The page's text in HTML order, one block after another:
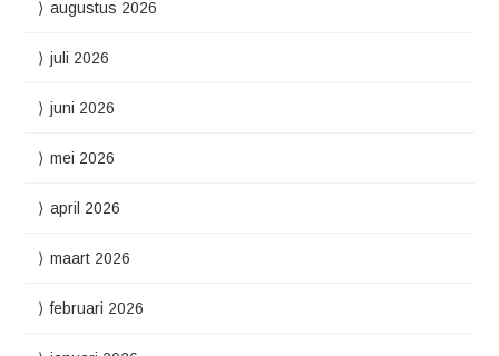
augustus 2026
juli 2026
juni 2026
mei 2026
april 2026
maart 2026
februari 2026